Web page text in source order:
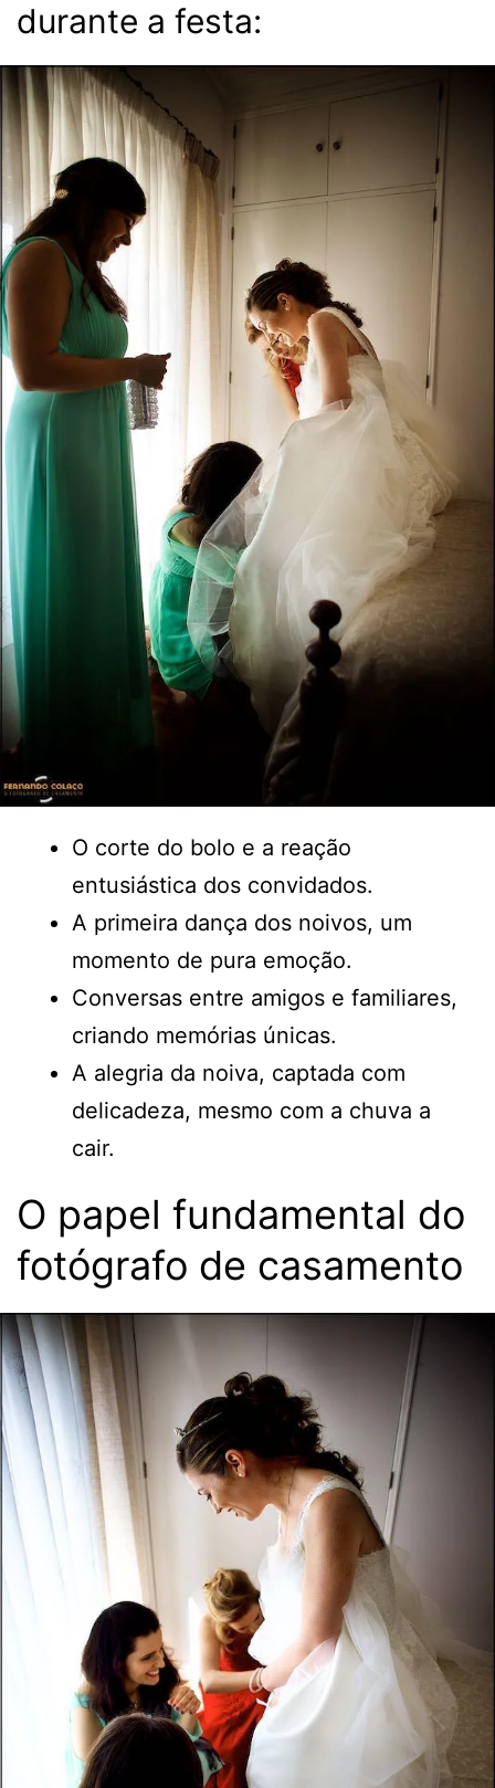
durante a festa:
O corte do bolo e a reação
entusiástica dos convidados.
A primeira dança dos noivos, um
momento de pura emoção.
Conversas entre amigos e familiares,
criando memórias únicas.
A alegria da noiva, captada com
delicadeza, mesmo com a chuva a
cair.
O papel fundamental do
fotógrafo de casamento